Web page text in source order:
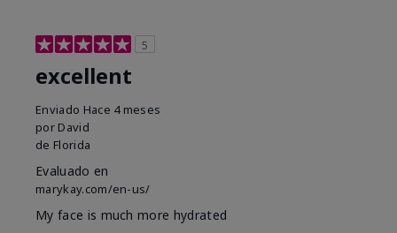
5
excellent
Enviado Hace 4 meses
por David
de Florida
Evaluado en
marykay.com/en-us/
My face is much more hydrated